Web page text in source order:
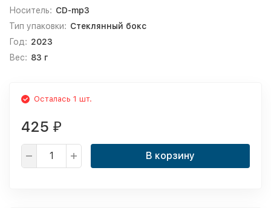
Носитель: CD-mp3
Тип упаковки: Стеклянный бокс
Год: 2023
Вес: 83 г
Осталась 1 шт.
425 ₽
В корзину